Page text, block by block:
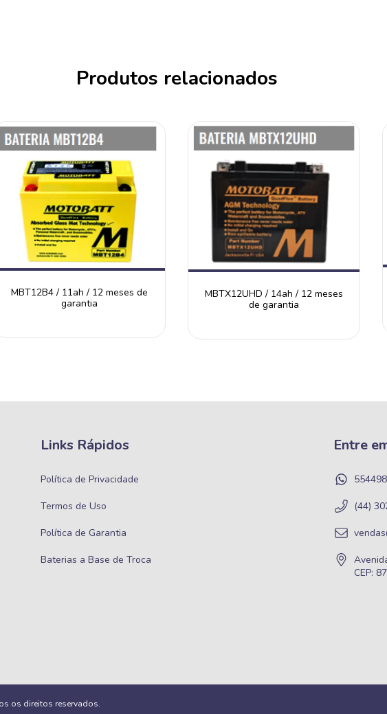
Produtos relacionados
MBT12B4 / 11ah / 12 meses de
garantia
MBTX12UHD / 14ah / 12 meses
de garantia
Links Rápidos
Política de Privacidade
Termos de Uso
Política de Garantia
Baterias a Base de Troca
Entre
(44)
CEP:
os direitos reservados.